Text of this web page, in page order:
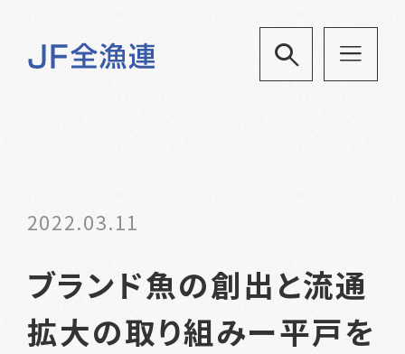
2022.03.11
ブランド魚の創出と流通
拡大の取り組みー平戸を